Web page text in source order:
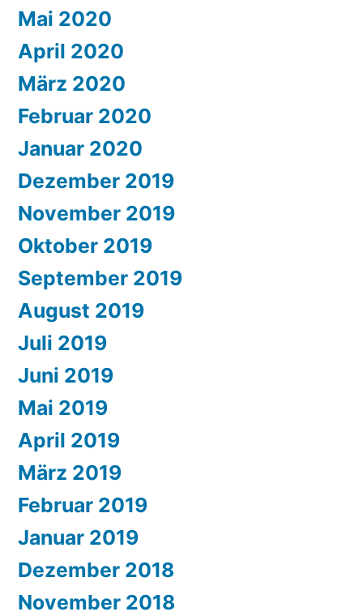
Mai 2020
April 2020
März 2020
Februar 2020
Januar 2020
Dezember 2019
November 2019
Oktober 2019
September 2019
August 2019
Juli 2019
Juni 2019
Mai 2019
April 2019
März 2019
Februar 2019
Januar 2019
Dezember 2018
November 2018